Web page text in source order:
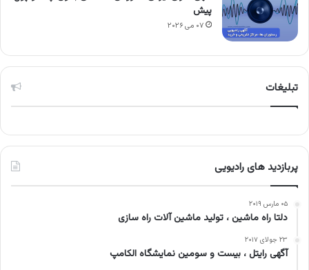
پیش
۰۷ می ۲۰۲۶
تبلیغات
پربازدید های رادیویی
۰۵ مارس ۲۰۱۹
دلتا راه ماشین ، تولید ماشین آلات راه سازی
۲۳ جولای ۲۰۱۷
آگهی رایتل ، بیست و سومین نمایشگاه الکامپ